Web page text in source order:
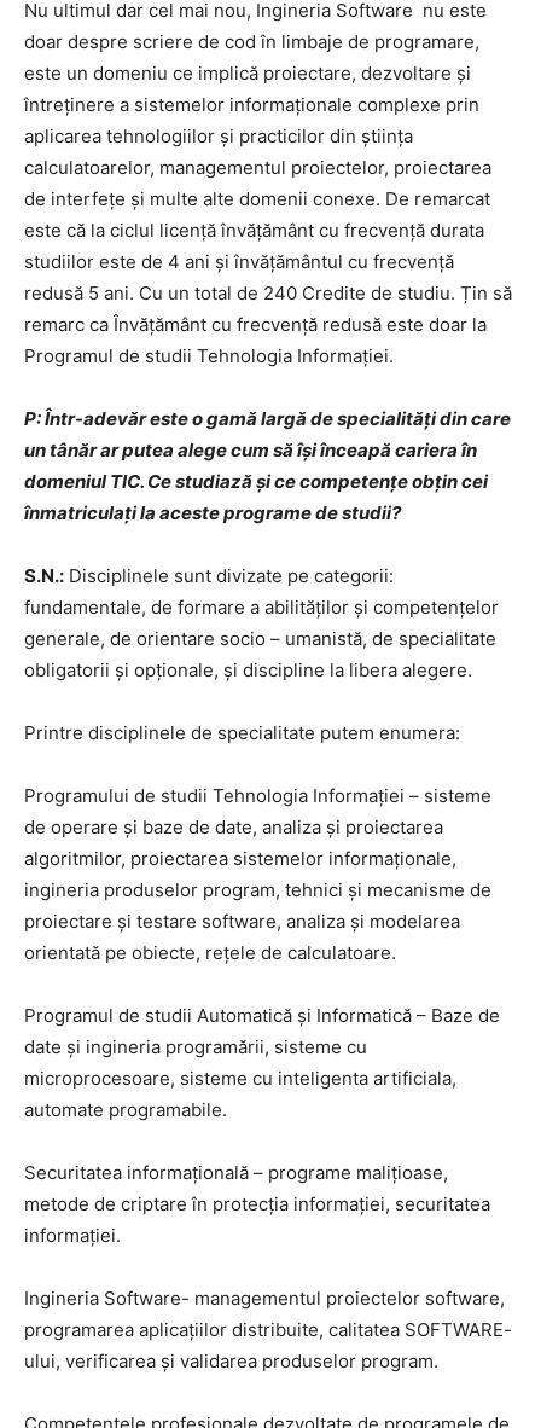
Nu ultimul dar cel mai nou, Ingineria Software nu este
doar despre scriere de cod în limbaje de programare,
este un domeniu ce implică proiectare, dezvoltare și
întreținere a sistemelor informaționale complexe prin
aplicarea tehnologiilor și practicilor din știința
calculatoarelor, managementul proiectelor, proiectarea
de interfețe și multe alte domenii conexe. De remarcat
este că la ciclul licență învățământ cu frecvență durata
studiilor este de 4 ani și învățământul cu frecvență
redusă 5 ani. Cu un total de 240 Credite de studiu. Țin să
remarc ca Învățământ cu frecvență redusă este doar la
Programul de studii Tehnologia Informației.
P: Într-adevăr este o gamă largă de specialități din care
un tânăr ar putea alege cum să își înceapă cariera în
domeniul TIC. Ce studiază și ce competențe obțin cei
înmatriculați la aceste programe de studii?
S.N.: Disciplinele sunt divizate pe categorii:
fundamentale, de formare a abilităţilor şi competenţelor
generale, de orientare socio – umanistă, de specialitate
obligatorii şi opţionale, şi discipline la libera alegere.
Printre disciplinele de specialitate putem enumera:
Programului de studii Tehnologia Informației – sisteme
de operare și baze de date, analiza și proiectarea
algoritmilor, proiectarea sistemelor informaționale,
ingineria produselor program, tehnici și mecanisme de
proiectare și testare software, analiza și modelarea
orientată pe obiecte, rețele de calculatoare.
Programul de studii Automatică și Informatică – Baze de
date şi ingineria programării, sisteme cu
microprocesoare, sisteme cu inteligenta artificiala,
automate programabile.
Securitatea informațională – programe malițioase,
metode de criptare în protecția informației, securitatea
informației.
Ingineria Software- managementul proiectelor software,
programarea aplicaţiilor distribuite, calitatea SOFTWARE-
ului, verificarea şi validarea produselor program.